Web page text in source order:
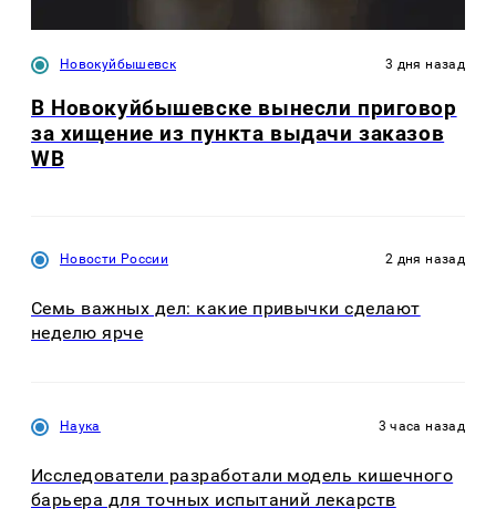
Новокуйбышевск 3 дня назад
В Новокуйбышевске вынесли приговор
за хищение из пункта выдачи заказов
WB
Новости России 2 дня назад
Семь важных дел: какие привычки сделают
неделю ярче
Наука 3 часа назад
Исследователи разработали модель кишечного
барьера для точных испытаний лекарств